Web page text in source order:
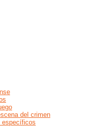
del crimen
específicos